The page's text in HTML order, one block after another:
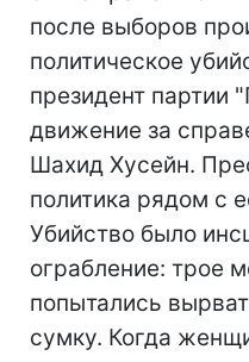
после выборов
политическое
президент партии
движение за
Шахид Хусейн.
политика рядом с
Убийство было
ограбление: трое
попытались
сумку. Когда